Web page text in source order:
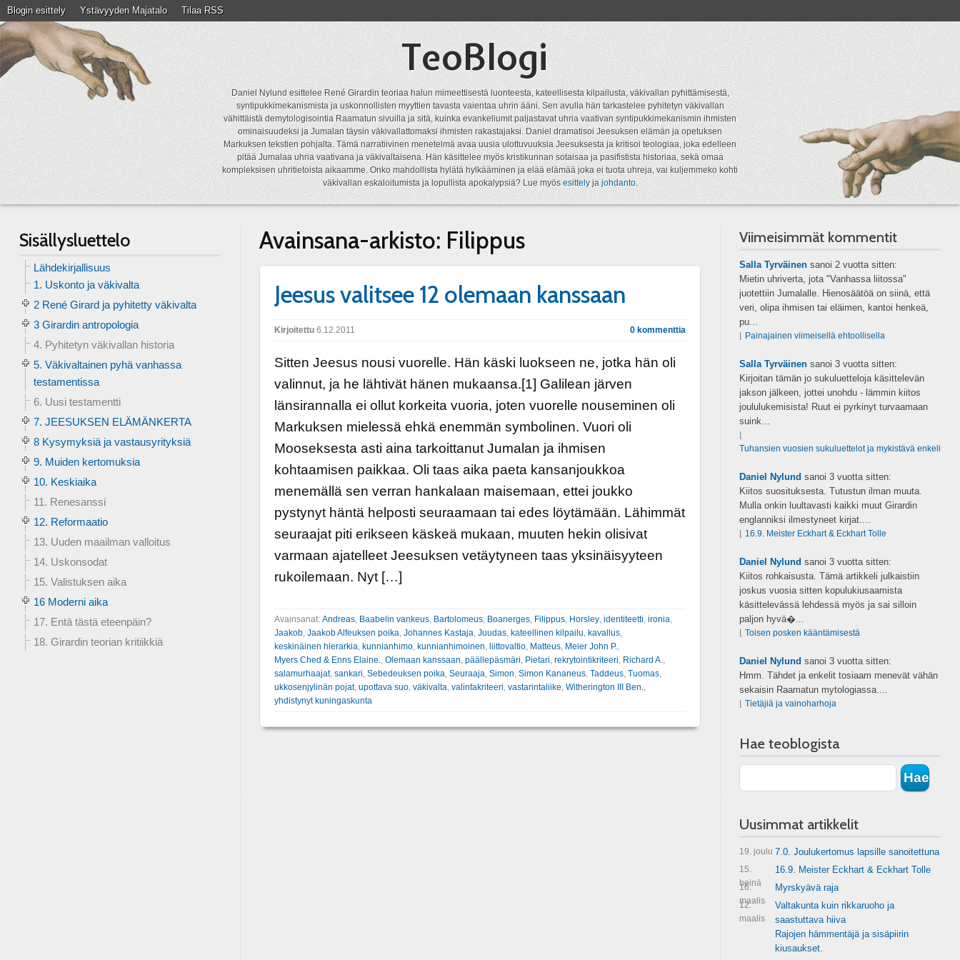
Blogin esittely Ystävyyden Majatalo Tilaa RSS
TeoBlogi
Daniel Nylund esittelee René Girardin teoriaa halun mimeettisestä luonteesta, kateellisesta kilpailusta, väkivallan pyhittämisestä,
syntipukkimekanismista ja uskonnollisten myyttien tavasta vaientaa uhrin ääni. Sen avulla hän tarkastelee pyhitetyn väkivallan
vähittäistä demytologisointia Raamatun sivuilla ja sitä, kuinka evankeliumit paljastavat uhria vaativan syntipukkimekanismin ihmisten
ominaisuudeksi ja Jumalan täysin väkivallattomaksi ihmisten rakastajaksi. Daniel dramatisoi Jeesuksen elämän ja opetuksen
Markuksen tekstien pohjalta. Tämä narratiivinen menetelmä avaa uusia ulottuvuuksia Jeesuksesta ja kritisoi teologiaa, joka edelleen
pitää Jumalaa uhria vaativana ja väkivaltaisena. Hän käsittelee myös kristikunnan sotaisaa ja pasifistista historiaa, sekä omaa
kompleksisen uhritietoista aikaamme. Onko mahdollista hylätä hylkääminen ja elää elämää joka ei tuota uhreja, vai kuljemmeko kohti
väkivallan eskaloitumista ja lopullista apokalypsiä? Lue myösesittelyjajohdanto.
Avainsana-arkisto: Filippus
Jeesus valitsee 12 olemaan kanssaan
Kirjoitettu6.12.2011 0 kommenttia
Sitten Jeesus nousi vuorelle. Hän käski luokseen ne, jotka hän oli
valinnut, ja he lähtivät hänen mukaansa.[1] Galilean järven
länsirannalla ei ollut korkeita vuoria, joten vuorelle nouseminen oli
Markuksen mielessä ehkä enemmän symbolinen. Vuori oli
Mooseksesta asti aina tarkoittanut Jumalan ja ihmisen
kohtaamisen paikkaa. Oli taas aika paeta kansanjoukkoa
menemällä sen verran hankalaan maisemaan, ettei joukko
pystynyt häntä helposti seuraamaan tai edes löytämään. Lähimmät
seuraajat piti erikseen käskeä mukaan, muuten hekin olisivat
varmaan ajatelleet Jeesuksen vetäytyneen taas yksinäisyyteen
rukoilemaan. Nyt […]
Avainsanat: Andreas, Baabelin vankeus, Bartolomeus, Boanerges, Filippus, Horsley, identiteetti ironia
Jaakob, Jaakob Alfeuksen poika Johannes Kastaja Juudas, kateellinen kilpailu kavallus,
keskinäinen hierarkia kunnianhimo, kunnianhimoinen liittovaltio, Matteus, Meier John P.
Myers Ched & Enns Elaine.
Olemaan kanssaan päällepäsmäri Pietari rekrytointikriteeri Richard A.
salamurhaajat, sankari Sebedeuksen poika Seuraaja Simon Simon Kananeus, Taddeus, Tuomas,
ukkosenjylinän pojat, upottava suo, väkivalta valintakriteeri vastarintaliike Witherington III Ben.
yhdistynyt kuningaskunta
Sisällysluettelo
Lähdekirjallisuus
1. Uskonto ja väkivalta
2 René Girard ja pyhitetty väkivalta
3 Girardin antropologia
4. Pyhitetyn väkivallan historia
5. Väkivaltainen pyhä vanhassa
testamentissa
6. Uusi testamentti
7. JEESUKSEN ELÄMÄNKERTA
8 Kysymyksiä ja vastausyrityksiä
9. Muiden kertomuksia
10. Keskiaika
11. Renesanssi
12. Reformaatio
13. Uuden maailman valloitus
14. Uskonsodat
15. Valistuksen aika
16 Moderni aika
17. Entä tästä eteenpäin?
18. Girardin teorian kritiikkiä
Viimeisimmät kommentit
Salla Tyrväinensanoi 2 vuotta sitten:
Mietin uhriverta, jota "Vanhassa liitossa"
juotettiin Jumalalle. Hienosäätöä on siinä, että
veri, olipa ihmisen tai eläimen, kantoi henkeä,
pu...
Painajainen viimeisellä ehtoollisella
Salla Tyrväinensanoi 3 vuotta sitten:
Kirjoitan tämän jo sukuluetteloja käsittelevän
jakson jälkeen, jottei unohdu - lämmin kiitos
joululukemisista! Ruut ei pyrkinyt turvaamaan
suink...
Tuhansien vuosien sukuluettelot ja mykistävä enkeli
Daniel Nylund sanoi 3 vuotta sitten:
Kiitos suosituksesta. Tutustun ilman muuta.
Mulla onkin luultavasti kaikki muut Girardin
englanniksi ilmestyneet kirjat....
16.9. Meister Eckhart & Eckhart Tolle
Daniel Nylund sanoi 3 vuotta sitten:
Kiitos rohkaisusta. Tämä artikkeli julkaistiin
joskus vuosia sitten kopulukiusaamista
käsittelevässä lehdessä myös ja sai silloin
paljon hyvä�...
Toisen posken kääntämisestä
Daniel Nylund sanoi 3 vuotta sitten:
Hmm. Tähdet ja enkelit tosiaam menevät vähän
sekaisin Raamatun mytologiassa....
Tietäjiä ja vainoharhoja
Hae teoblogista
Uusimmat artikkelit
19. joulu 7.0. Joulukertomus lapsille sanoitettuna
15.
heinä
16.9. Meister Eckhart & Eckhart Tolle
16.
maalis
Myrskyävä raja
12.
maalis
Valtakunta kuin rikkaruoho ja
saastuttava hiiva
Rajojen hämmentäjä ja sisäpiirin
kiusaukset.